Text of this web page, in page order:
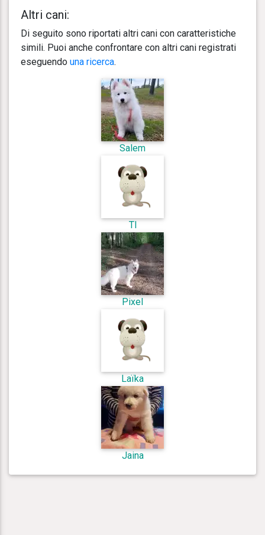
Altri cani:
Di seguito sono riportati altri cani con caratteristiche
simili. Puoi anche confrontare con altri cani registrati
eseguendo una ricerca.
Salem
Tl
Pixel
Laïka
Jaina